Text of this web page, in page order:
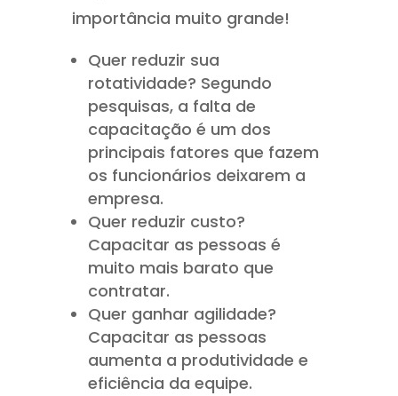
importância muito grande!
Quer reduzir sua
rotatividade? Segundo
pesquisas, a falta de
capacitação é um dos
principais fatores que fazem
os funcionários deixarem a
empresa.
Quer reduzir custo?
Capacitar as pessoas é
muito mais barato que
contratar.
Quer ganhar agilidade?
Capacitar as pessoas
aumenta a produtividade e
eficiência da equipe.